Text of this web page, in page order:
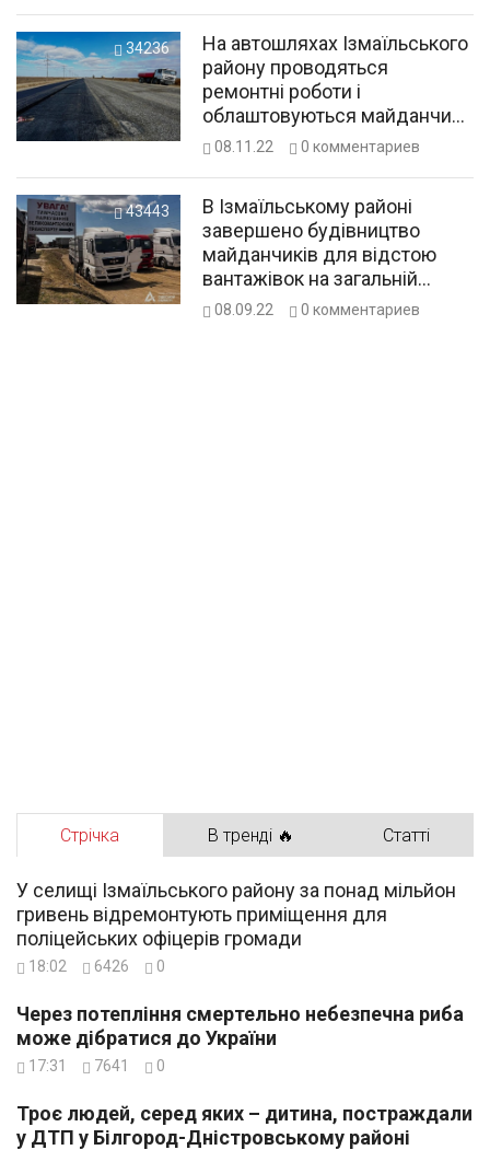
34236
На автошляхах Ізмаїльського
району проводяться
ремонтні роботи і
облаштовуються майданчики
для відстою фур
08.11.22 0 комментариев
43443
В Ізмаїльському районі
завершено будівництво
майданчиків для відстою
вантажівок на загальній
площі 4,7 га
08.09.22 0 комментариев
Стрічка В тренді 🔥 Статті
У селищі Ізмаїльського району за понад мільйон
гривень відремонтують приміщення для
поліцейських офіцерів громади
18:02 6426 0
Через потепління смертельно небезпечна риба
може дібратися до України
17:31 7641 0
Троє людей, серед яких – дитина, постраждали
у ДТП у Білгород-Дністровському районі